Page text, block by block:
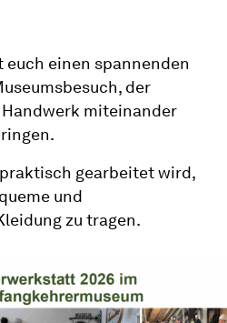
euch einen spannenden
der
Handwerk miteinander
gearbeitet wird,
und
zu tragen.